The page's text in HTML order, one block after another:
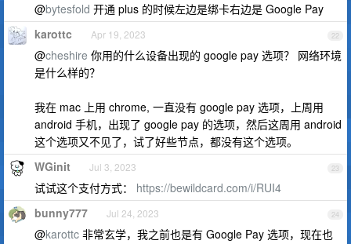
@bytesfold 开通 plus 的时候左边是绑卡右边是 Google Pay
22
karottc Apr 19, 2023
@cheshire 你用的什么设备出现的 google pay 选项？ 网络环境
是什么样的？
我在 mac 上用 chrome, 一直没有 google pay 选项，上周用
android 手机，出现了 google pay 的选项，然后这周用 android
这个选项又不见了，试了好些节点，都没有这个选项。
23
WGinit Jul 3, 2023
试试这个支付方式： https://bewildcard.com/i/RUI4
24
bunny777 Jul 24, 2023
@karottc 非常玄学，我之前也是有 Google Pay 选项，现在也